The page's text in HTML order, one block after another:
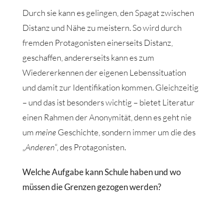
Durch sie kann es gelingen, den Spagat zwischen
Distanz und Nähe zu meistern. So wird durch
fremden Protagonisten einerseits Distanz,
geschaffen, andererseits kann es zum
Wiedererkennen der eigenen Lebenssituation
und damit zur Identifikation kommen. Gleichzeitig
– und das ist besonders wichtig – bietet Literatur
einen Rahmen der Anonymität, denn es geht nie
um meine Geschichte, sondern immer um die des
„Anderen“, des Protagonisten.
Welche Aufgabe kann Schule haben und wo
müssen die Grenzen gezogen werden?